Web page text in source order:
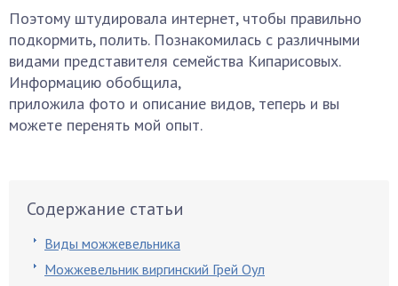
Поэтому штудировала интернет, чтобы правильно
подкормить, полить. Познакомилась с различными
видами представителя семейства Кипарисовых.
Информацию обобщила,
приложила фото и описание видов, теперь и вы
можете перенять мой опыт.
Содержание статьи
Виды можжевельника
Можжевельник виргинский Грей Оул